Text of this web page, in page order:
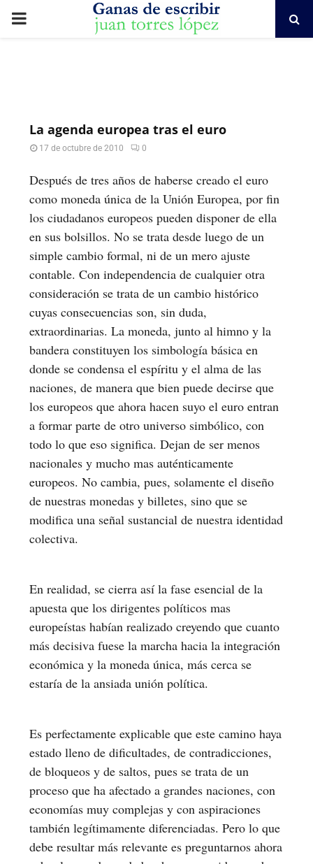
PRIMARY
La agenda europea tras el euro
17 de octubre de 2010 0
Después de tres años de haberse creado el euro
como moneda única de la Unión Europea, por fin
los ciudadanos europeos pueden disponer de ella
en sus bolsillos. No se trata desde luego de un
simple cambio formal, ni de un mero ajuste
contable. Con independencia de cualquier otra
consideración se trata de un cambio histórico
cuyas consecuencias son, sin duda,
extraordinarias. La moneda, junto al himno y la
bandera constituyen los simbología básica en
donde se condensa el espíritu y el alma de las
naciones, de manera que bien puede decirse que
los europeos que ahora hacen suyo el euro entran
a formar parte de otro universo simbólico, con
todo lo que eso significa. Dejan de ser menos
nacionales y mucho mas auténticamente
europeos. No cambia, pues, solamente el diseño
de nuestras monedas y billetes, sino que se
modifica una señal sustancial de nuestra identidad
colectiva.
En realidad, se cierra así la fase esencial de la
apuesta que los dirigentes políticos mas
europeístas habían realizado creyendo que cuanto
más decisiva fuese la marcha hacia la integración
económica y la moneda única, más cerca se
estaría de la ansiada unión política.
Es perfectamente explicable que este camino haya
estado lleno de dificultades, de contradicciones,
de bloqueos y de saltos, pues se trata de un
proceso que ha afectado a grandes naciones, con
economías muy complejas y con aspiraciones
también legítimamente diferenciadas. Pero lo que
debe resultar más relevante es preguntarnos ahora